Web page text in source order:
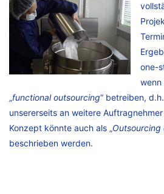
one-
wenn
„functional outsourcing“ betreiben,
unsererseits an weitere
Konzept könnte auch als „Outsourcing
beschrieben werden.